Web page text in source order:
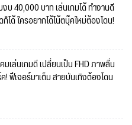
บ 40,000 บาท เล่นเกมได้ ทำงานดี
ได้ ใครอยากได้โน้ตบุ๊คใหม่ต้องโดน!
มเล่นเกมดี เปลี่ยนเป็น FHD ภาพลื่น
! ฟีเจอร์มาเต็ม สายบันเทิงต้องโดน